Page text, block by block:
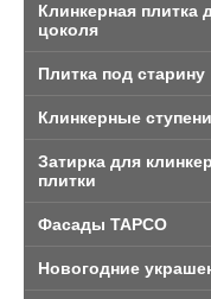
Клинкерная плитка
цоколя
Плитка под старину
Клинкерные ступени
Затирка для
плитки
Фасады TAPCO
Новогодние